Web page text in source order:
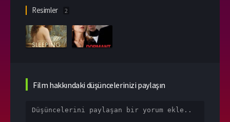
Resimler 2
Film hakkındaki düşüncelerinizi paylaşın